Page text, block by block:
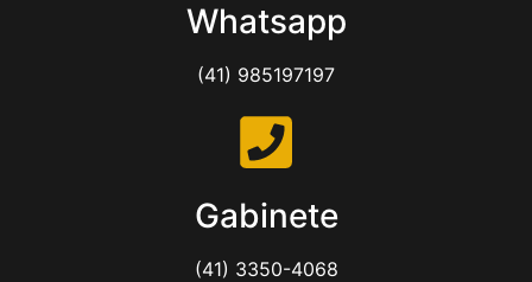
Whatsapp
(41) 985197197
Gabinete
(41) 3350-4068